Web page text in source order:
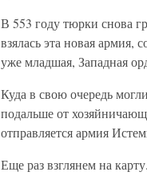
В 553 году тюрки снова
взялась эта новая
уже младшая, Западная
Куда в свою очередь
подальше от
отправляется армия
Еще раз взглянем на